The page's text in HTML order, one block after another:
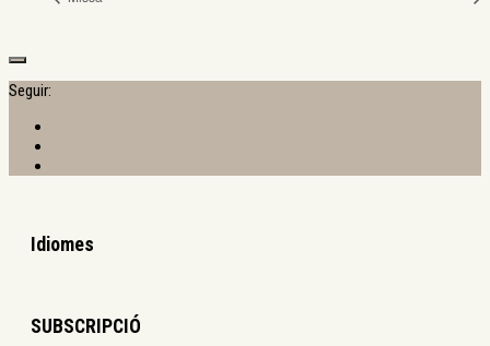
Seguir:
Idiomes
SUBSCRIPCIÓ